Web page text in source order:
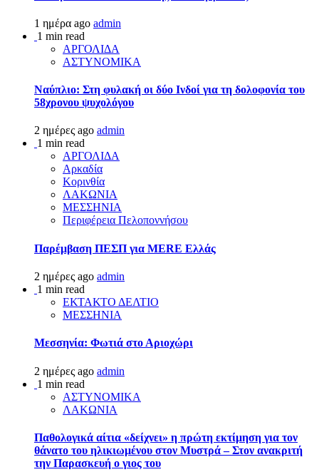
1 ημέρα ago admin
1 min read
ΑΡΓΟΛΙΔΑ
ΑΣΤΥΝΟΜΙΚΑ
Ναύπλιο: Στη φυλακή οι δύο Ινδοί για τη δολοφονία του
58χρονου ψυχολόγου
2 ημέρες ago admin
1 min read
ΑΡΓΟΛΙΔΑ
Αρκαδία
Κορινθία
ΛΑΚΩΝΙΑ
ΜΕΣΣΗΝΙΑ
Περιφέρεια Πελοποννήσου
Παρέμβαση ΠΕΣΠ για MERE Ελλάς
2 ημέρες ago admin
1 min read
ΕΚΤΑΚΤΟ ΔΕΛΤΙΟ
ΜΕΣΣΗΝΙΑ
Μεσσηνία: Φωτιά στο Αριοχώρι
2 ημέρες ago admin
1 min read
ΑΣΤΥΝΟΜΙΚΑ
ΛΑΚΩΝΙΑ
Παθολογικά αίτια «δείχνει» η πρώτη εκτίμηση για τον
θάνατο του ηλικιωμένου στον Μυστρά – Στον ανακριτή
την Παρασκευή ο γιος του